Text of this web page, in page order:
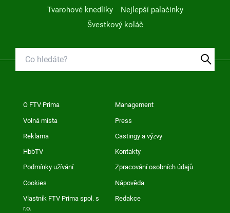
Tvarohové knedlíky
Nejlepší palačinky
Švestkový koláč
O FTV Prima Management
Volná místa Press
Reklama Castingy a výzvy
HbbTV Kontakty
Podmínky užívání Zpracování osobních údajů
Cookies Nápověda
Vlastník FTV Prima spol. s
r.o.
Redakce